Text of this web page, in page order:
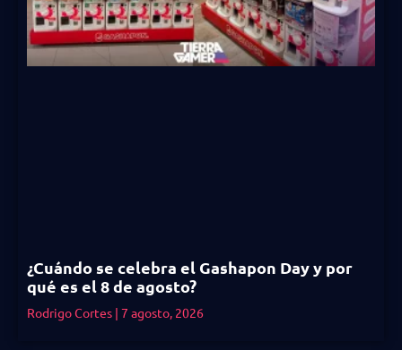
¿Cuándo se celebra el Gashapon Day y por
qué es el 8 de agosto?
Rodrigo Cortes 7 agosto, 2026